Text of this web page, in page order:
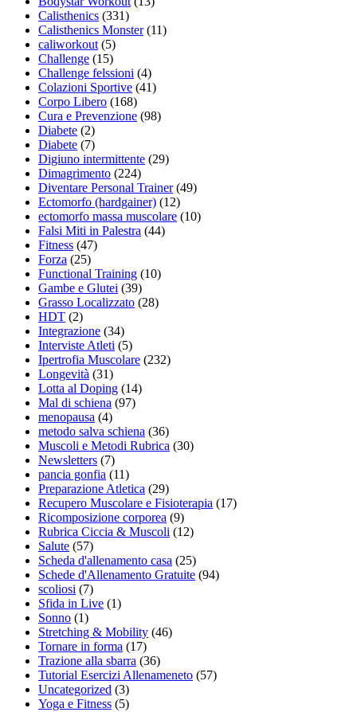
Calisthenics (331)
Calisthenics Monster(11)
caliworkout(5)
Challenge (15)
Challenge felssioni (4)
Colazioni Sportive (41)
Corpo Libero (168)
Cura e Prevenzione (98)
Diabete (2)
Diabete (7)
Digiuno intermittente (29)
Dimagrimento (224)
Diventare Personal Trainer(49)
Ectomorfo (hardgainer) (12)
ectomorfo massa muscolare (10)
Falsi Miti in Palestra (44)
Fitness (47)
Forza (25)
Functional Training (10)
Gambe e Glutei (39)
Grasso Localizzato (28)
HDT (2)
Integrazione (34)
Interviste Atleti (5)
Ipertrofia Muscolare (232)
Longevità (31)
Lotta al Doping (14)
Mal di schiena (97)
menopausa (4)
metodo salva schiena (36)
Muscoli e Metodi Rubrica (30)
Newsletters (7)
pancia gonfia (11)
Preparazione Atletica (29)
Recupero Muscolare e Fisioterapia (17)
Ricomposizione corporea (9)
Rubrica Ciccia & Muscoli (12)
Salute (57)
Scheda d'allenamento casa (25)
Schede d'Allenamento Gratuite (94)
scoliosi (7)
Sfida in Live (1)
Sonno (1)
Stretching & Mobility (46)
Tornare in forma (17)
Trazione alla sbarra (36)
Tutorial Esercizi Allenameneto (57)
Uncategorized (3)
Yoga e Fitness (5)